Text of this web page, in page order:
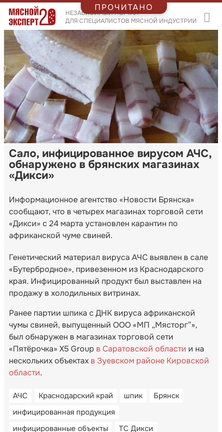
НЕЗАВИСИМЫЙ ПОРТАЛ
ДЛЯ СПЕЦИАЛИСТОВ МЯСНОЙ ИНДУСТРИИ
Сало, инфицированное вирусом АЧС,
обнаружено в брянских магазинах
«Дикси»
Информационное агентство «Новости Брянска»
сообщают, что в четырех магазинах торговой сети
«Дикси» с 24 марта установлен карантин по
африканской чуме свиней.
Генетический материал вируса АЧС выявлен в сале
«Бутербродное», привезенном из Краснодарского
края. Инфицированный продукт был выставлен на
продажу в холодильных витринах.
Ранее партии шпика с ДНК вируса африканской
чумы свиней, выпущенный ООО «МП „Мясторг”»,
был обнаружен в магазинах торговой сети
«Пятёрочка» X5 Group в Саратовской области и на
нескольких объектах в Зуевском районе Кировской
области.
АЧС Краснодарский край шпик
Брянск
инфицированная продукция
инфицированные объекты
ТС Дикси
ПРОЧИТАНО